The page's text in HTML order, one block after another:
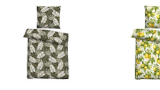
Spannbettlaken: 839945
Bitte beachten
Dieser Artikel ist nicht an einen